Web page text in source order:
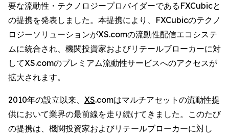
要な流動性・テクノロジープロバイダーであるFXCubicと
の提携を発表しました。本提携により、FXCubicのテクノ
ロジーソリューションがXS.comの流動性配信エコシステ
ムに統合され、機関投資家およびリテールブローカーに対
してXS.comのプレミアム流動性サービスへのアクセスが
拡大されます。
2010年の設立以来、 XS.comはマルチアセットの流動性提
供において業界の最前線を走り続けてきました。このたび
の提携は、機関投資家およびリテールブローカーに対し